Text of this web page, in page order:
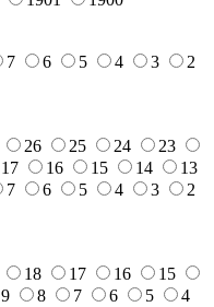
7 6 5 4 3
2
26 25 24
23
17 16 15 14
13
7 6 5 4 3
2
18 17 16
15
9 8 7 6 5
4